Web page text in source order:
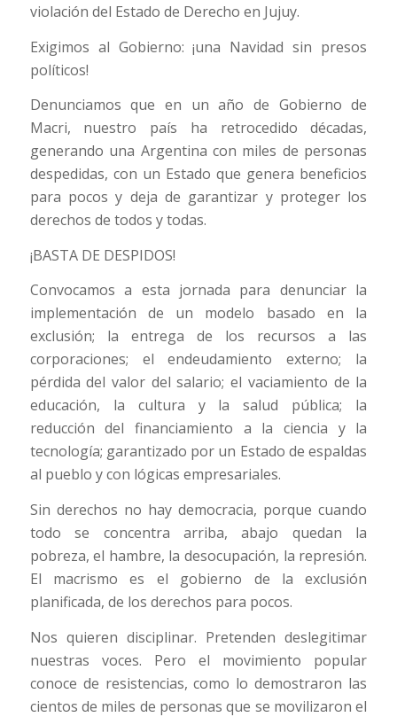
violación del Estado de Derecho en Jujuy.
Exigimos al Gobierno: ¡una Navidad sin presos
políticos!
Denunciamos que en un año de Gobierno de
Macri, nuestro país ha retrocedido décadas,
generando una Argentina con miles de personas
despedidas, con un Estado que genera beneficios
para pocos y deja de garantizar y proteger los
derechos de todos y todas.
¡BASTA DE DESPIDOS!
Convocamos a esta jornada para denunciar la
implementación de un modelo basado en la
exclusión; la entrega de los recursos a las
corporaciones; el endeudamiento externo; la
pérdida del valor del salario; el vaciamiento de la
educación, la cultura y la salud pública; la
reducción del financiamiento a la ciencia y la
tecnología; garantizado por un Estado de espaldas
al pueblo y con lógicas empresariales.
Sin derechos no hay democracia, porque cuando
todo se concentra arriba, abajo quedan la
pobreza, el hambre, la desocupación, la represión.
El macrismo es el gobierno de la exclusión
planificada, de los derechos para pocos.
Nos quieren disciplinar. Pretenden deslegitimar
nuestras voces. Pero el movimiento popular
conoce de resistencias, como lo demostraron las
cientos de miles de personas que se movilizaron el